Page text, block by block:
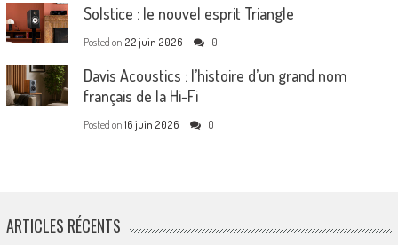
Solstice : le nouvel esprit Triangle
Posted on 22 juin 2026 0
Davis Acoustics : l’histoire d’un grand nom
français de la Hi-Fi
Posted on 16 juin 2026 0
ARTICLES RÉCENTS